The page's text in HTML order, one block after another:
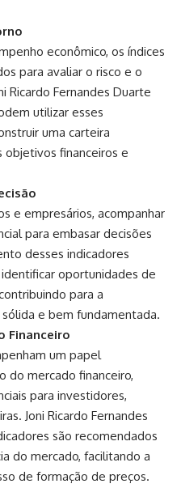
econômico, os índices
​​para avaliar o risco e o
Ricardo Fernandes Duarte
utilizar esses
uma carteira
objetivos financeiros e
e empresários, acompanhar
para embasar decisões
desses indicadores
oportunidades de
para a
e bem fundamentada.
Financeiro
um papel
do mercado financeiro,
para investidores,
Joni Ricardo Fernandes
são recomendados
do mercado, facilitando a
de formação de preços.